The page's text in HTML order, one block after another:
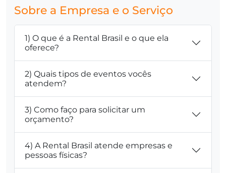
Sobre a Empresa e o Serviço
1) O que é a Rental Brasil e o que ela
oferece?
2) Quais tipos de eventos vocês
atendem?
3) Como faço para solicitar um
orçamento?
4) A Rental Brasil atende empresas e
pessoas físicas?